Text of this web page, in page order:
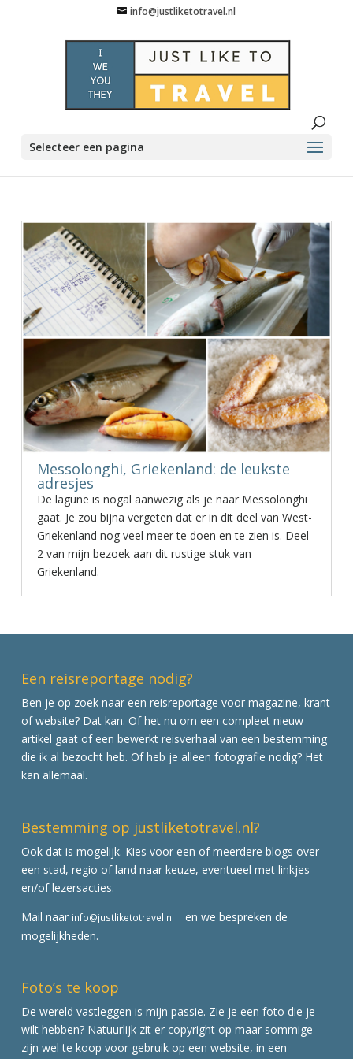
info@justliketotravel.nl
Selecteer een pagina
Messolonghi, Griekenland: de leukste
adresjes
De lagune is nogal aanwezig als je naar Messolonghi
gaat. Je zou bijna vergeten dat er in dit deel van West-
Griekenland nog veel meer te doen en te zien is. Deel
2 van mijn bezoek aan dit rustige stuk van
Griekenland.
Een reisreportage nodig?
Ben je op zoek naar een reisreportage voor magazine, krant
of website? Dat kan. Of het nu om een compleet nieuw
artikel gaat of een bewerkt reisverhaal van een bestemming
die ik al bezocht heb. Of heb je alleen fotografie nodig? Het
kan allemaal.
Bestemming op justliketotravel.nl?
Ook dat is mogelijk. Kies voor een of meerdere blogs over
een stad, regio of land naar keuze, eventueel met linkjes
en/of lezersacties.
Mail naar info@justliketotravel.nl
en we bespreken de
mogelijkheden.
Foto’s te koop
De wereld vastleggen is mijn passie. Zie je een foto die je
wilt hebben? Natuurlijk zit er copyright op maar sommige
zijn wel te koop voor gebruik op een website, in een